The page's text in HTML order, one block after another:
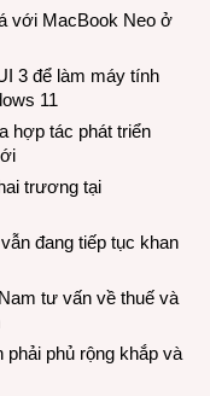
với MacBook Neo ở
3 để làm máy tính
11
hợp tác phát triển
trương tại
đang tiếp tục khan
tư vấn về thuế và
phải phủ rộng khắp và